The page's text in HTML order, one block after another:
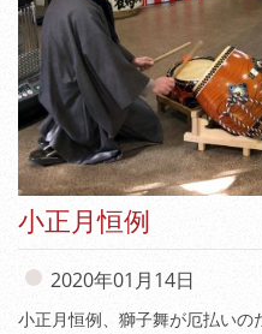
小正月恒例
2020年01月14日
小正月恒例、獅子舞が厄払い